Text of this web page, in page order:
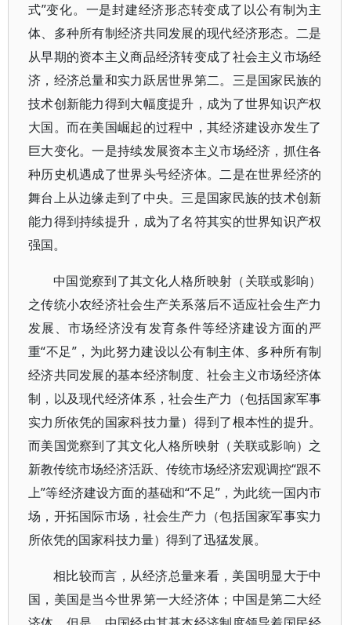
式”变化。一是封建经济形态转变成了以公有制为主
体、多种所有制经济共同发展的现代经济形态。二是
从早期的资本主义商品经济转变成了社会主义市场经
济，经济总量和实力跃居世界第二。三是国家民族的
技术创新能力得到大幅度提升，成为了世界知识产权
大国。而在美国崛起的过程中，其经济建设亦发生了
巨大变化。一是持续发展资本主义市场经济，抓住各
种历史机遇成了世界头号经济体。二是在世界经济的
舞台上从边缘走到了中央。三是国家民族的技术创新
能力得到持续提升，成为了名符其实的世界知识产权
强国。
中国觉察到了其文化人格所映射（关联或影响）
之传统小农经济社会生产关系落后不适应社会生产力
发展、市场经济没有发育条件等经济建设方面的严
重“不足”，为此努力建设以公有制主体、多种所有制
经济共同发展的基本经济制度、社会主义市场经济体
制，以及现代经济体系，社会生产力（包括国家军事
实力所依凭的国家科技力量）得到了根本性的提升。
而美国觉察到了其文化人格所映射（关联或影响）之
新教传统市场经济活跃、传统市场经济宏观调控“跟不
上”等经济建设方面的基础和“不足”，为此统一国内市
场，开拓国际市场，社会生产力（包括国家军事实力
所依凭的国家科技力量）得到了迅猛发展。
相比较而言，从经济总量来看，美国明显大于中
国，美国是当今世界第一大经济体；中国是第二大经